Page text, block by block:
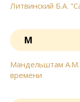
Литвинский Б.А.
М
Мандельштам А.М.
времени